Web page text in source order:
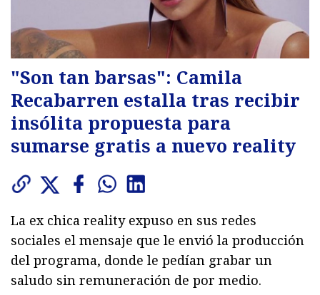
"Son tan barsas": Camila
Recabarren estalla tras recibir
insólita propuesta para
sumarse gratis a nuevo reality
La ex chica reality expuso en sus redes
sociales el mensaje que le envió la producción
del programa, donde le pedían grabar un
saludo sin remuneración de por medio.